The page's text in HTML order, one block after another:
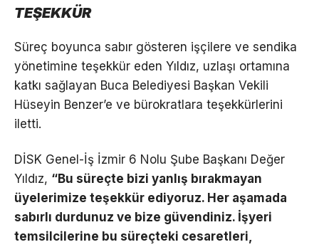
TEŞEKKÜR
Süreç boyunca sabır gösteren işçilere ve sendika
yönetimine teşekkür eden Yıldız, uzlaşı ortamına
katkı sağlayan Buca Belediyesi Başkan Vekili
Hüseyin Benzer’e ve bürokratlara teşekkürlerini
iletti.
DİSK Genel-İş İzmir 6 Nolu Şube Başkanı Değer
Yıldız, “Bu süreçte bizi yanlış bırakmayan
üyelerimize teşekkür ediyoruz. Her aşamada
sabırlı durdunuz ve bize güvendiniz. İşyeri
temsilcilerine bu süreçteki cesaretleri,